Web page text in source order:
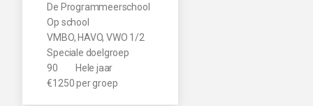
De Programmeerschool
Op school
VMBO, HAVO, VWO 1/2
Speciale doelgroep
90
Hele jaar
€1250 per groep